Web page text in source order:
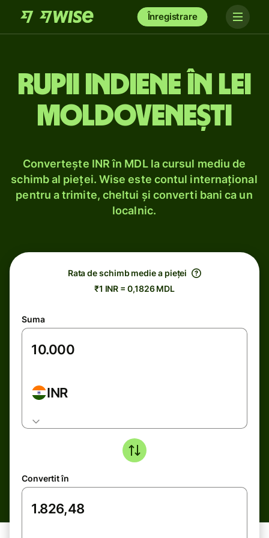
Înregistrare
Rupii indiene în lei
moldovenești
Convertește INR în MDL la cursul mediu de
schimb al pieței. Wise este contul internațional
pentru a trimite, cheltui și converti bani ca un
localnic.
Rata de schimb medie a pieței
₹1 INR = 0,1826 MDL
Suma
INR
Convertit în